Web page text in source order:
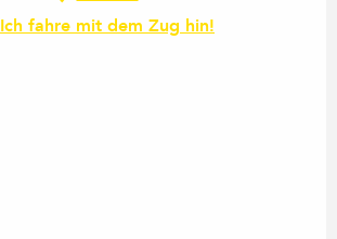
Ich fahre mit dem Zug hin!